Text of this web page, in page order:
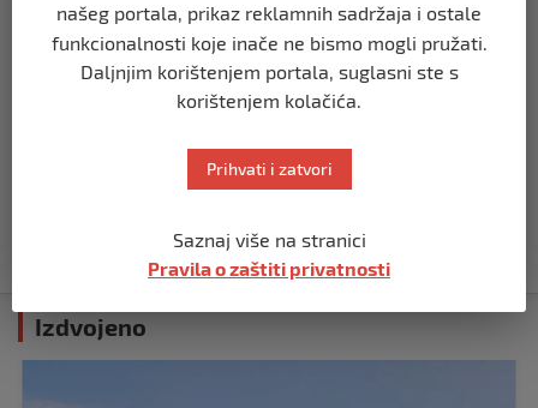
VELIKI DERBI ZA KRAJ SEZONE!
prije 5 mjeseci
Dječaci sa Une slavili su u derbiju
prije 5 mjeseci
Izdvojeno
našeg portala, prikaz reklamnih sadržaja i ostale
funkcionalnosti koje inače ne bismo mogli pružati.
Daljnjim korištenjem portala, suglasni ste s
korištenjem kolačića.
Prihvati i zatvori
Saznaj više na stranici
Pravila o zaštiti privatnosti